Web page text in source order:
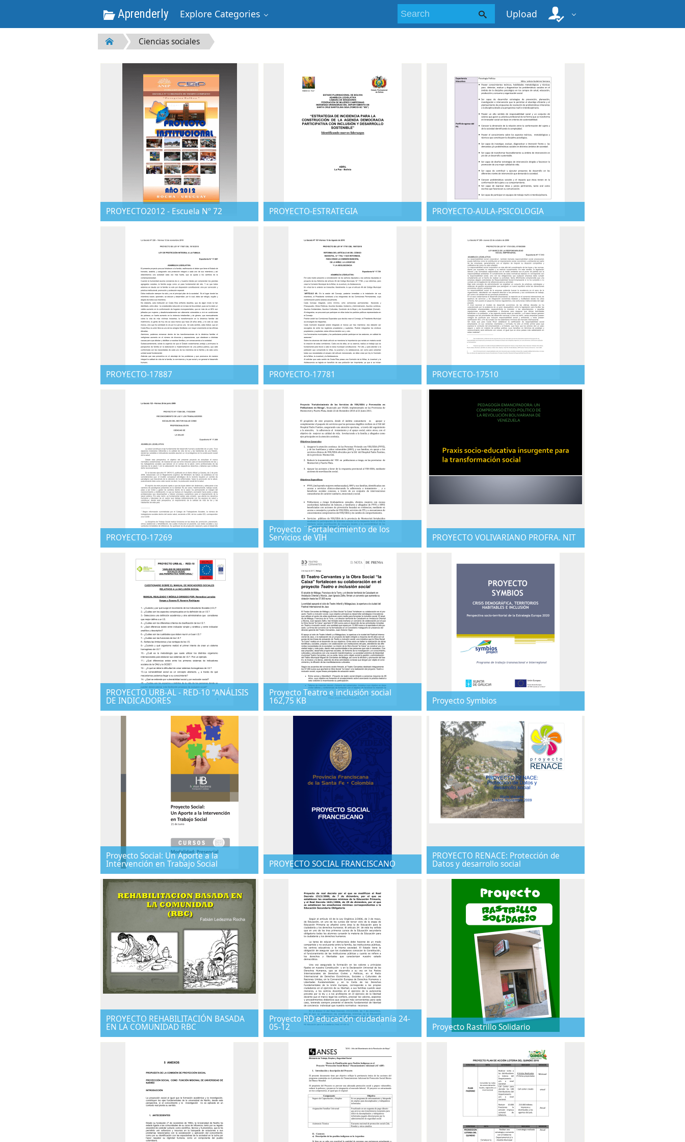
Aprenderly Explore Categories Upload
Ciencias sociales
PROYECTO2012 - Escuela Nº 72 PROYECTO-ESTRATEGIA PROYECTO-AULA-PSICOLOGIA
PROYECTO-17887 PROYECTO-17781 PROYECTO-17510
PROYECTO-17269
Proyecto ¨Fortalecimiento de los
Servicios de VIH PROYECTO VOLIVARIANO PROFRA. NIT
PROYECTO URB-AL - RED-10 “ANÁLISIS
DE INDICADORES
Proyecto Teatro e inclusión social
162,75 KB Proyecto Symbios
Proyecto Social: Un Aporte a la
Intervención en Trabajo Social PROYECTO SOCIAL FRANCISCANO
PROYECTO RENACE: Protección de
Datos y desarrollo social
PROYECTO REHABILITACIÓN BASADA
EN LA COMUNIDAD RBC
Proyecto RD educación ciudadanía 24-
05-12 Proyecto Rastrillo Solidario